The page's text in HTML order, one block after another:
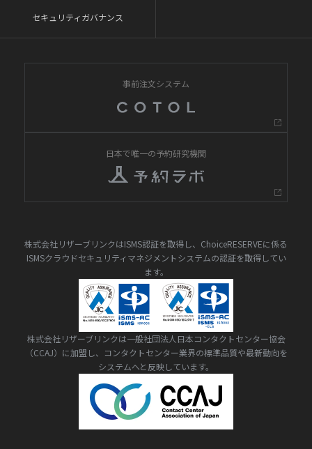
セキュリティガバナンス
事前注文システム
日本で唯一の予約研究機関
株式会社リザーブリンクはISMS認証を取得し、ChoiceRESERVEに係る
ISMSクラウドセキュリティマネジメントシステムの認証を取得してい
ます。
株式会社リザーブリンクは一般社団法人日本コンタクトセンター協会
（CCAJ）に加盟し、コンタクトセンター業界の標準品質や最新動向を
システムへと反映しています。